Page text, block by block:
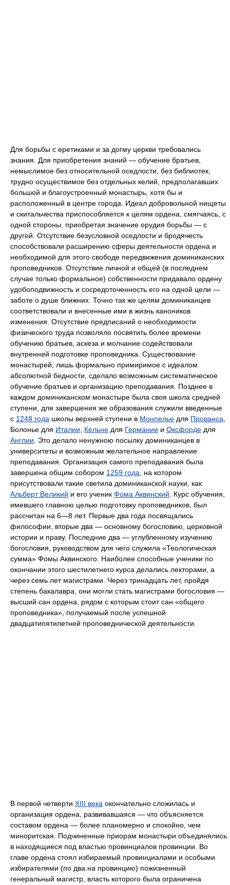
Для борьбы с еретиками и за догму церкви требовались
знания. Для приобретения знаний — обучение братьев,
немыслимое без относительной оседлости, без библиотек,
трудно осуществимое без отдельных келий, предполагавших
большой и благоустроенный монастырь, хотя бы и
расположенный в центре города. Идеал добровольной нищеты
и скитальчества приспособляется к целям ордена, смягчаясь, с
одной стороны, приобретая значение орудия борьбы — с
другой. Отсутствие безусловной оседлости и бродячесть
способствовали расширению сферы деятельности ордена и
необходимой для этого свободе передвижения доминиканских
проповедников. Отсутствие личной и общей (в последнем
случае только формальное) собственности придавало ордену
удобоподвижность и сосредоточенность его на одной цели —
заботе о душе ближних. Точно так же целям доминиканцев
соответствовали и внесенные ими в жизнь каноников
изменения. Отсутствие предписаний о необходимости
физического труда позволяло посвятить более времени
обучению братьев, аскеза и молчание содействовали
внутренней подготовке проповедника. Существование
монастырей, лишь формально примиримое с идеалом
абсолютной бедности, сделало возможным систематическое
обучение братьев и организацию преподавания. Позднее в
каждом доминиканском монастыре была своя школа средней
ступени, для завершения же образования служили введенные
с 1248 года школы верхней ступени в Монпелье для Прованса
Болонье для Италии Кельне для Германии и Оксфорде для
Англии . Это делало ненужною посылку доминиканцев в
университеты и возможным желательное направление
преподавания. Организация самого преподавания была
завершена общим собором 1259 года , на котором
присутствовали такие светила доминиканской науки, как
Альберт Великий и его ученик Фома Аквинский . Курс обучения,
имевшего главною целью подготовку проповедников, был
рассчитан на 6—8 лет. Первые два года посвящались
философии, вторые два — основному богословию, церковной
истории и праву. Последние два — углубленному изучению
богословия, руководством для чего служила «Теологическая
сумма» Фомы Аквинского. Наиболее способные ученики по
окончании этого шестилетнего курса делались лекторами, а
через семь лет магистрами. Через тринадцать лет, пройдя
степень бакалавра, они могли стать магистрами богословия —
высший сан ордена, рядом с которым стоит сан «общего
проповедника», получаемый после успешной
двадцатипятилетней проповеднической деятельности.
В первой четверти XIII века окончательно сложилась и
организация ордена, развивавшаяся — что объясняется
составом ордена — более планомерно и спокойно, чем
миноритская. Подчиненные приорам монастыри объединялись
в находящиеся под властью провинциалов провинции. Во
главе ордена стоял избираемый провинциалами и особыми
избирателями (по два на провинцию) пожизненный
генеральный магистр, власть которого была ограничена